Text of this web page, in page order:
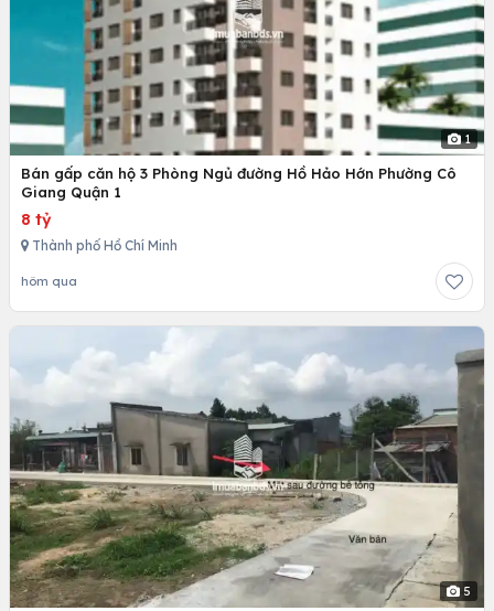
1
Bán gấp căn hộ 3 Phòng Ngủ đường Hồ Hảo Hớn Phường Cô
Giang Quận 1
8 tỷ
Thành phố Hồ Chí Minh
hôm qua
5